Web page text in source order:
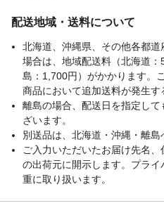
配送地域・送料について
北海道、沖縄県、その他各都
場合は、地域配送料（北海道
島：1,700円）がかかります。
商品において追加送料が発生す
離島の場合、配送日を指定し
ざいます。
別送品は、北海道・沖縄・離島
ご入力いただいたお届け先名
の出荷元に開示します。プラ
重に取り扱います。